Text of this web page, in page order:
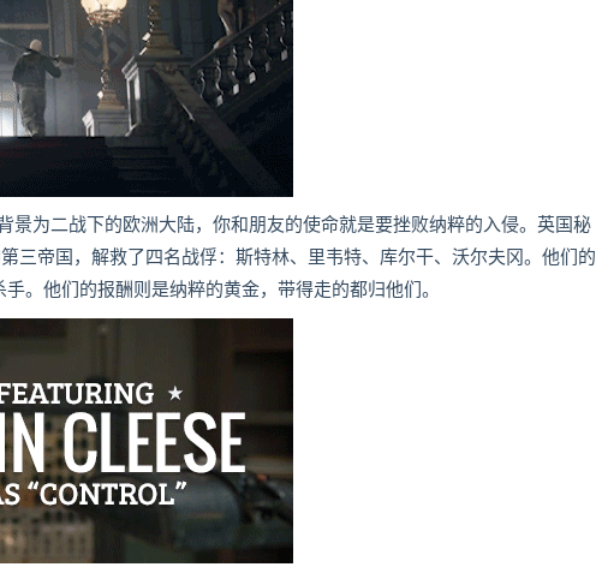
景为二战下的欧洲大陆，你和朋友的使命就是要挫败纳粹的入侵。英国秘
三帝国，解救了四名战俘：斯特林、里韦特、库尔干、沃尔夫冈。他们的
。他们的报酬则是纳粹的黄金，带得走的都归他们。